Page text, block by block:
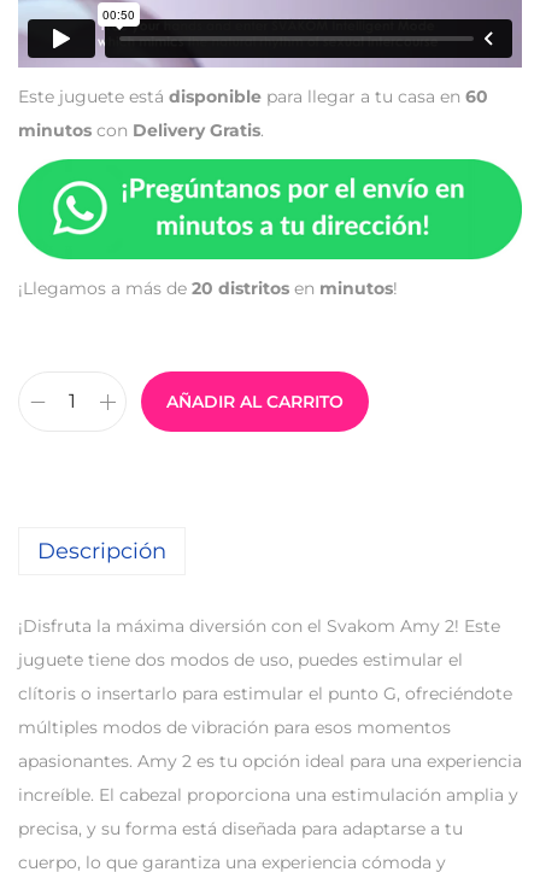
Este juguete está disponible para llegar a tu casa en 60
minutos con Delivery Gratis.
¡Llegamos a más de 20 distritos en minutos!
AÑADIR AL CARRITO
Descripción
¡Disfruta la máxima diversión con el Svakom Amy 2! Este
juguete tiene dos modos de uso, puedes estimular el
clítoris o insertarlo para estimular el punto G, ofreciéndote
múltiples modos de vibración para esos momentos
apasionantes. Amy 2 es tu opción ideal para una experiencia
increíble. El cabezal proporciona una estimulación amplia y
precisa, y su forma está diseñada para adaptarse a tu
cuerpo, lo que garantiza una experiencia cómoda y